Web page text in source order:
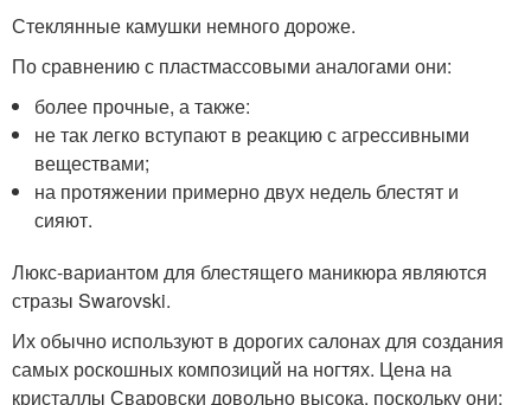
Стеклянные камушки немного дороже.
По сравнению с пластмассовыми аналогами они:
более прочные, а также:
не так легко вступают в реакцию с агрессивными
веществами;
на протяжении примерно двух недель блестят и
сияют.
Люкс-вариантом для блестящего маникюра являются
стразы Swarovski.
Их обычно используют в дорогих салонах для создания
самых роскошных композиций на ногтях. Цена на
кристаллы Сваровски довольно высока, поскольку они: